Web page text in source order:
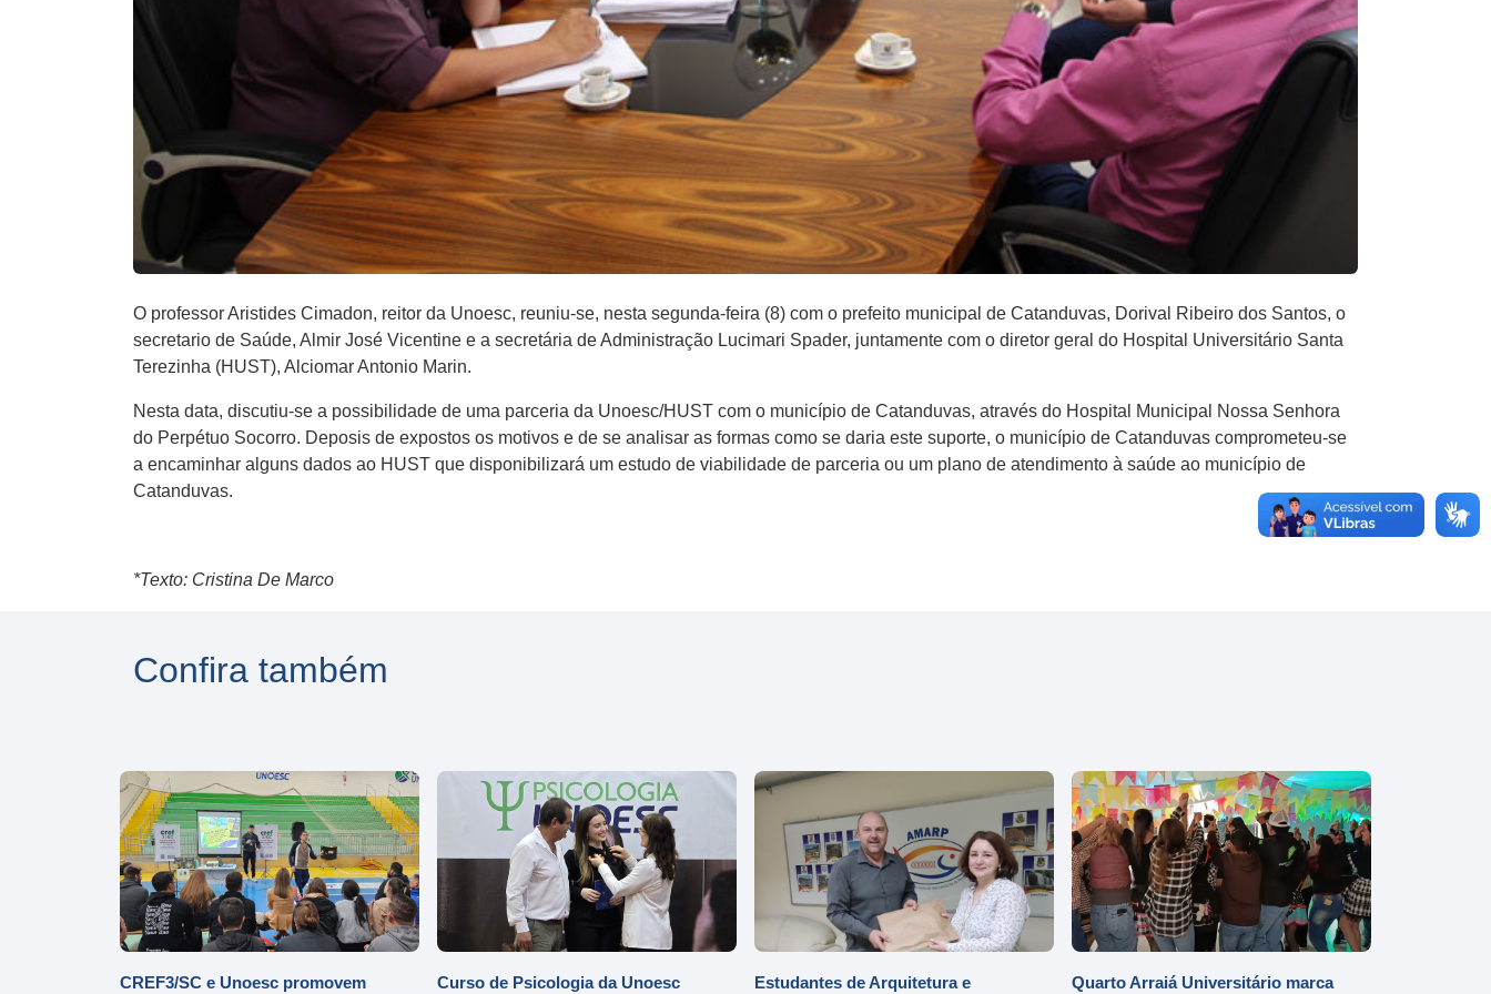
O professor Aristides Cimadon, reitor da Unoesc, reuniu-se, nesta segunda-feira (8) com o prefeito municipal de Catanduvas, Dorival Ribeiro dos Santos, o
secretario de Saúde, Almir José Vicentine e a secretária de Administração Lucimari Spader, juntamente com o diretor geral do Hospital Universitário Santa
Terezinha (HUST), Alciomar Antonio Marin.
Nesta data, discutiu-se a possibilidade de uma parceria da Unoesc/HUST com o município de Catanduvas, através do Hospital Municipal Nossa Senhora
do Perpétuo Socorro. Deposis de expostos os motivos e de se analisar as formas como se daria este suporte, o município de Catanduvas comprometeu-se
a encaminhar alguns dados ao HUST que disponibilizará um estudo de viabilidade de parceria ou um plano de atendimento à saúde ao município de
Catanduvas.
*Texto: Cristina De Marco
Confira também
CREF3/SC e Unoesc promovem
Curso de Psicologia da Unoesc
Estudantes de Arquitetura e
Quarto Arraiá Universitário marca